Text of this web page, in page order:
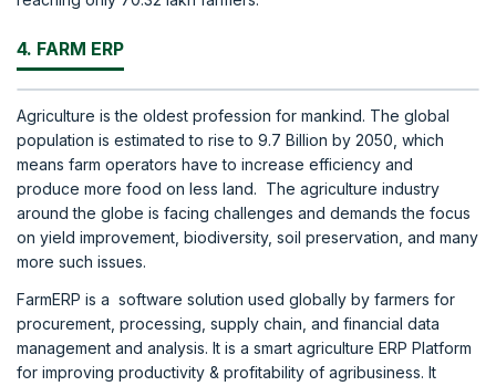
4. FARM ERP
Agriculture is the oldest profession for mankind. The global
population is estimated to rise to 9.7 Billion by 2050, which
means farm operators have to increase efficiency and
produce more food on less land. The agriculture industry
around the globe is facing challenges and demands the focus
on yield improvement, biodiversity, soil preservation, and many
more such issues.
FarmERP is a software solution used globally by farmers for
procurement, processing, supply chain, and financial data
management and analysis. It is a smart agriculture ERP Platform
for improving productivity & profitability of agribusiness. It